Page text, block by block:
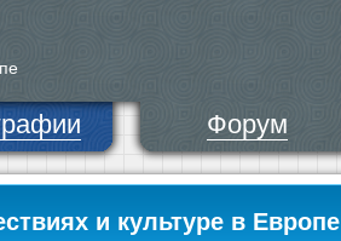
Форум
и культуре в Европе